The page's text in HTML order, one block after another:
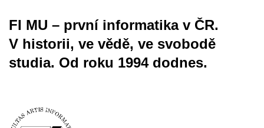
FI MU – první informatika v ČR.
V historii, ve vědě, ve svobodě
studia. Od roku 1994 dodnes.